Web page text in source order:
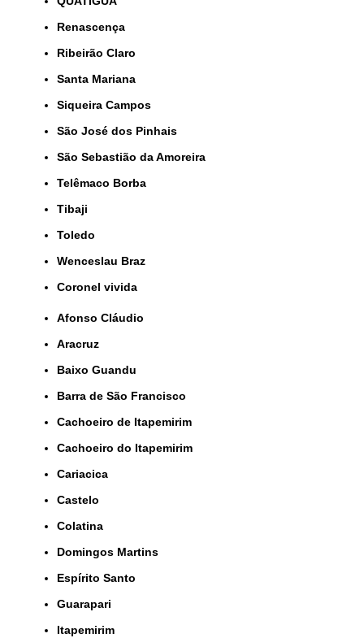
Renascença
Ribeirão Claro
Santa Mariana
Siqueira Campos
São José dos Pinhais
São Sebastião da Amoreira
Telêmaco Borba
Tibaji
Toledo
Wenceslau Braz
coronel vivida
Afonso Cláudio
Aracruz
Baixo Guandu
Barra de São Francisco
Cachoeiro de Itapemirim
Cachoeiro do Itapemirim
Cariacica
Castelo
Colatina
Domingos Martins
Espírito Santo
Guarapari
Itapemirim